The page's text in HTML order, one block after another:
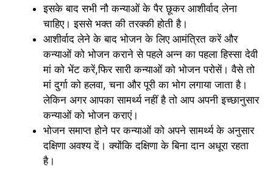
इसके बाद सभी नौ कन्याओं के पैर छूकर आशीर्वाद लेना
चाहिए। इससे भक्त की तरक्की होती है।
आशीर्वाद लेने के बाद भोजन के लिए आमंत्रित करें और
कन्याओं को भोजन कराने से पहले अन्न का पहला हिस्सा देवी
मां को भेंट करें,फिर सारी कन्याओं को भोजन परोसें। वैसे तो
मां दुर्गा को हलवा, चना और पूरी का भोग लगाया जाता है।
लेकिन अगर आपका सामर्थ्य नहीं है तो आप अपनी इच्छानुसार
कन्याओं को भोजन कराएं।
भोजन समाप्त होने पर कन्याओं को अपने सामर्थ्य के अनुसार
दक्षिणा अवश्य दें। क्योंकि दक्षिणा के बिना दान अधूरा रहता
है।